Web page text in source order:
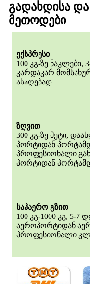
გადახდისა
მეთოდები
ექსპრესი
100 კგ-ზე ნაკლები,
კარდაკარ
ასაღებად
ზღვით
300 კგ-ზე მეტი,
პორტიდან
პროფესიონალი
პორტიდან
საჰაერო გზით
100 კგ-1000 კგ, 5-7
აეროპორტიდან
პროფესიონალი